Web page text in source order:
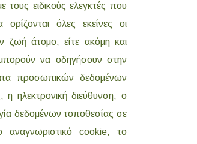
ειδικούς ελεγκτές που
όλες εκείνες οι
ζωή άτομο, είτε ακόμη και
να οδηγήσουν στην
προσωπικών δεδομένων
η ηλεκτρονική διεύθυνση, ο
δεδομένων τοποθεσίας σε
αναγνωριστικό cookie, το